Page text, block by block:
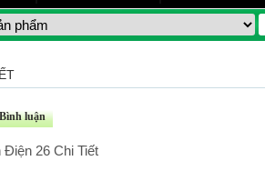
Bình luận
26 Chi Tiết